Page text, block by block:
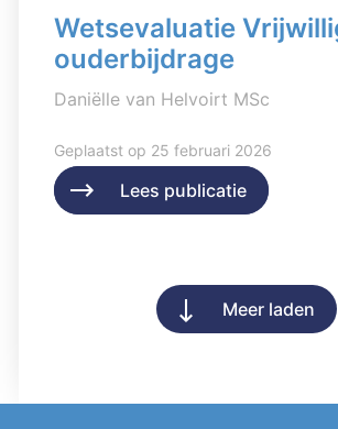
Lees publicatie
Wetsevaluatie
ouderbijdrage
Daniëlle van Helvoirt MSc
Geplaatst op 25 februari 2026
Lees publicatie
Meer laden